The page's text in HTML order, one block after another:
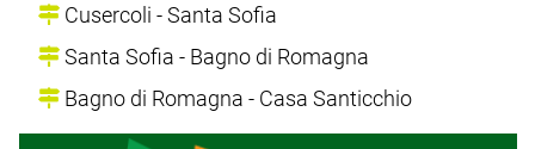
Cusercoli - Santa Sofia
Santa Sofia - Bagno di Romagna
Bagno di Romagna - Casa Santicchio